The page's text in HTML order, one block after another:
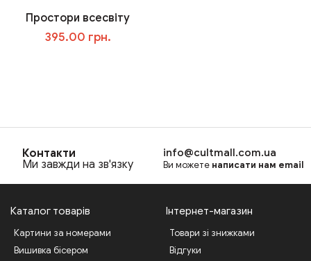
Простори всесвіту
395.00 грн.
Контакти
Ми завжди на зв'язку
info@cultmall.com.ua
Ви можете написати нам email
Каталог товарів
Картини за номерами
Вишивка бісером
Інтернет-магазин
Товари зі знижками
Відгуки